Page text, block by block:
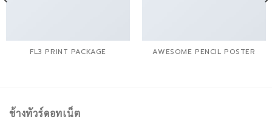
FL3 PRINT PACKAGE AWESOME PENCIL POSTER
ช้างทัวร์ดอทเน็ต